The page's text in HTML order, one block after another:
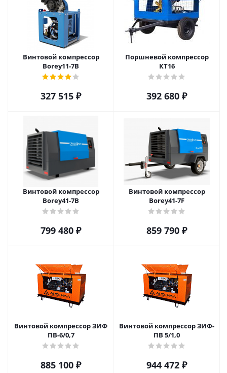
Винтовой компрессор
Borey11-7B
327 515 ₽
Поршневой компрессор
КТ16
392 680 ₽
Винтовой компрессор
Borey41-7B
799 480 ₽
Винтовой компрессор
Borey41-7F
859 790 ₽
Винтовой компрессор ЗИФ
ПВ-6/0,7
885 100 ₽
Винтовой компрессор ЗИФ-
ПВ 5/1,0
944 472 ₽